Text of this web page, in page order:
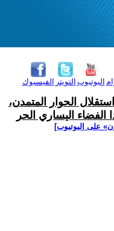
الفيسبوك التويتر اليوتيوب
الحوار المتمدن،
اليساري الحر
على اليوتيوب]